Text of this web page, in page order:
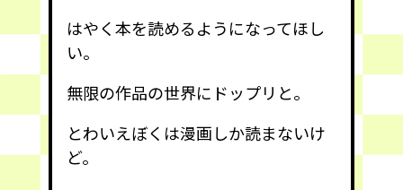
はやく本を読めるようになってほし
い。
無限の作品の世界にドップリと。
とわいえぼくは漫画しか読まないけ
ど。